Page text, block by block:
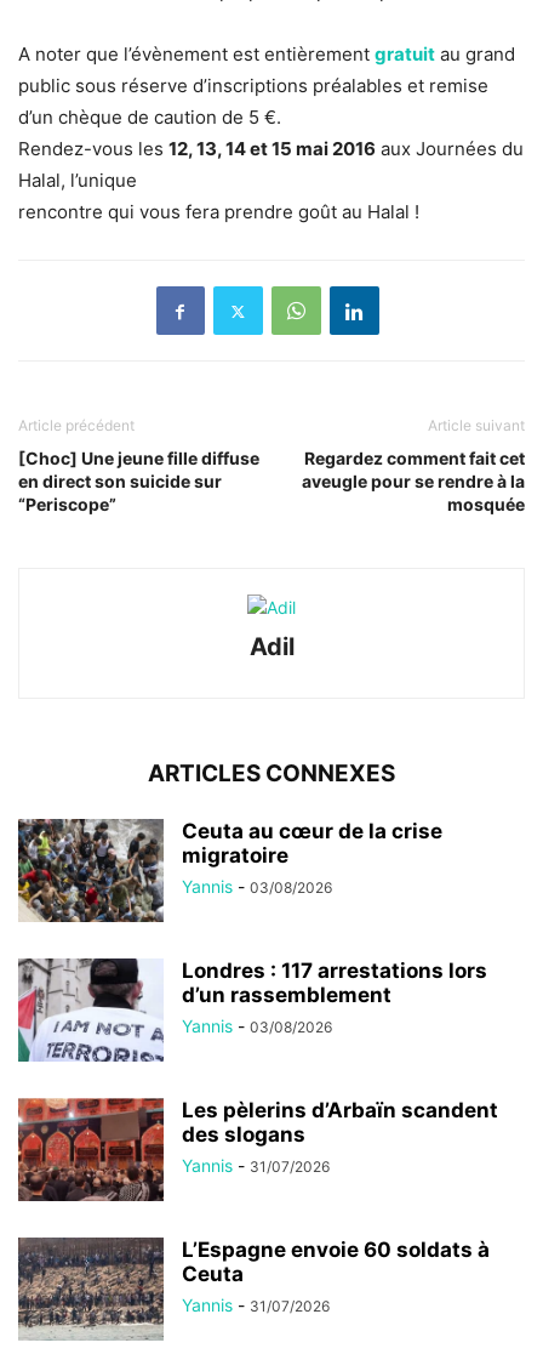
A noter que l’évènement est entièrement gratuit au grand
public sous réserve d’inscriptions préalables et remise
d’un chèque de caution de 5 €.
Rendez-vous les 12, 13, 14 et 15 mai 2016 aux Journées du
Halal, l’unique
rencontre qui vous fera prendre goût au Halal !
Article précédent
[Choc] Une jeune fille diffuse
en direct son suicide sur
“Periscope”
Article suivant
Regardez comment fait cet
aveugle pour se rendre à la
mosquée
Adil
ARTICLES CONNEXES
Ceuta au cœur de la crise
migratoire
Yannis - 03/08/2026
Londres : 117 arrestations lors
d’un rassemblement
Yannis - 03/08/2026
Les pèlerins d’Arbaïn scandent
des slogans
Yannis - 31/07/2026
L’Espagne envoie 60 soldats à
Ceuta
Yannis - 31/07/2026